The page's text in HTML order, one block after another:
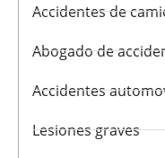
Accidentes de
Abogado de
Accidentes
Lesiones graves